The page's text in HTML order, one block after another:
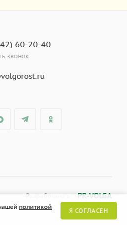
60-20-40
ЗВОНОК
Разработано в PR-VOLGA
политикой
Я СОГЛАСЕН